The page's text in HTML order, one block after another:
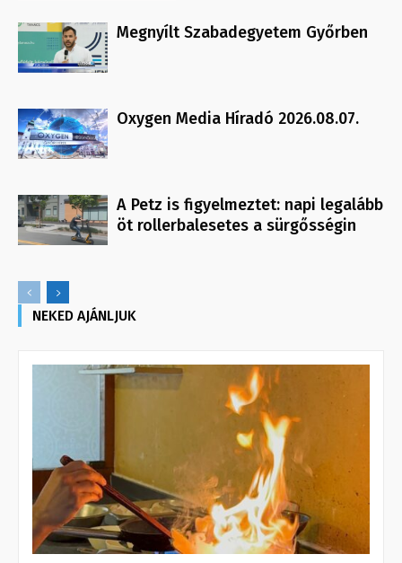
Megnyílt Szabadegyetem Győrben
Oxygen Media Híradó 2026.08.07.
A Petz is figyelmeztet: napi legalább
öt rollerbalesetes a sürgősségin
NEKED AJÁNLJUK